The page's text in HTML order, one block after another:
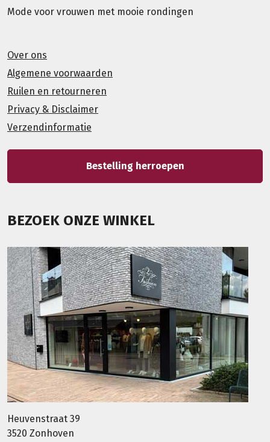
Mode voor vrouwen met mooie rondingen
Over ons
Algemene voorwaarden
Ruilen en retourneren
Privacy & Disclaimer
Verzendinformatie
Bestelling herroepen
BEZOEK ONZE WINKEL
Heuvenstraat 39
3520 Zonhoven